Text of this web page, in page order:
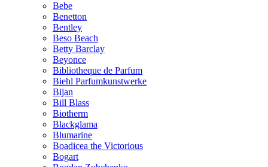
Bebe
Benetton
Bentley
Beso Beach
Betty Barclay
Beyonce
Bibliotheque de Parfum
Biehl Parfumkunstwerke
Bijan
Bill Blass
Biotherm
Blackglama
Blumarine
Boadicea the Victorious
Bogart